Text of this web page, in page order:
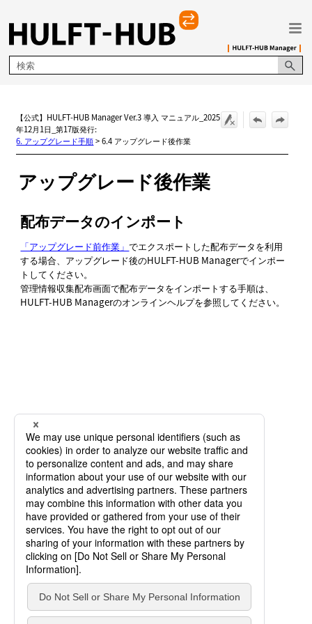
メイン コンテンツにスキップ
【公式】HULFT-HUB Manager Ver.3 導入 マニュアル_2025
年12月1日_第17版発行:
6. アップグレード手順>6.4 アップグレード後作業
アップグレード後作業
配布データのインポート
「アップグレード前作業」でエクスポートした配布データを利用
する場合、アップグレード後のHULFT-HUB Managerでインポー
トしてください。
管理情報収集配布画面で配布データをインポートする手順は、
HULFT-HUB Managerのオンラインヘルプを参照してください。